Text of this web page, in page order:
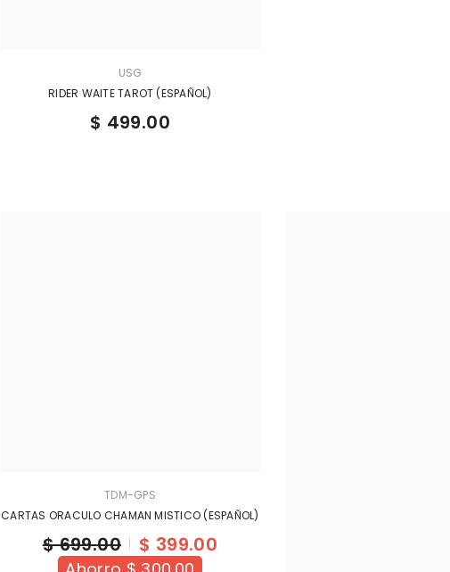
USG
RIDER WAITE TAROT (ESPAÑOL)
$ 499.00
TDM-GPS
CARTAS ORACULO CHAMAN MISTICO (ESPAÑOL)
$ 699.00 $ 399.00